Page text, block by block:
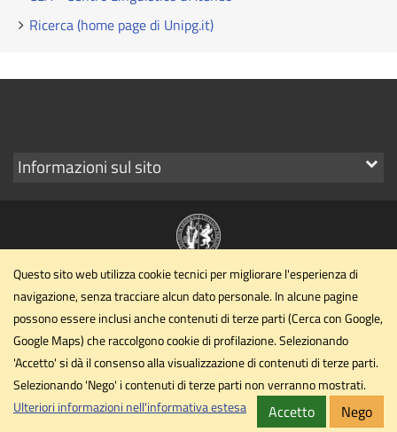
Ricerca (home page di Unipg.it)
Mostra
Informazioni sul sito
Dipartimento di Filosofia, scienze sociali, umane e della
formazione
Università degli Studi di Perugia
Piazza G. Ermini, 1 - Perugia
Email
dipartimento.fissuf@unipg.it
Privacy
Cookie Note legali Accessibilità
Questo sito web utilizza cookie tecnici per migliorare l'esperienza di
navigazione, senza tracciare alcun dato personale. In alcune pagine
possono essere inclusi anche contenuti di terze parti (Cerca con Google,
Google Maps) che raccolgono cookie di profilazione. Selezionando
'Accetto' si dà il consenso alla visualizzazione di contenuti di terze parti.
Selezionando 'Nego' i contenuti di terze parti non verranno mostrati.
Ulteriori informazioni nell'informativa estesa
Accetto Nego